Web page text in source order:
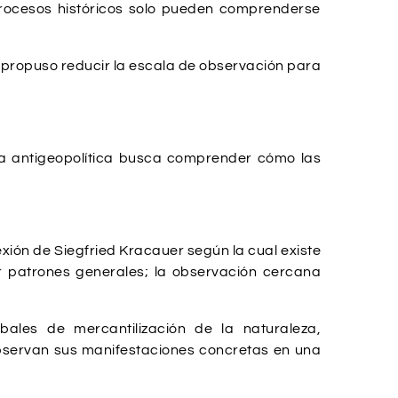
históricos solo pueden comprenderse
reducir la escala de observación para
antigeopolítica busca comprender cómo las
de Siegfried Kracauer según la cual existe
generales; la observación cercana
de mercantilización de la naturaleza,
sus manifestaciones concretas en una